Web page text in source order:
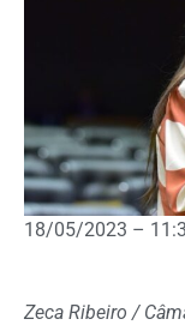
18/05/2023 –
Zeca Ribeiro /